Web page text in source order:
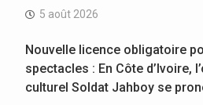
5 août 2026
Nouvelle licence obligatoire
spectacles : En Côte d’Ivoire,
culturel Soldat Jahboy se